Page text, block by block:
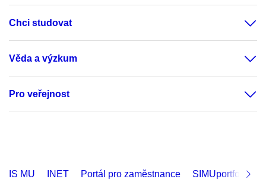
Chci studovat
Věda a výzkum
Pro veřejnost
IS MU INET Portál pro zaměstnance SIMUportfolio